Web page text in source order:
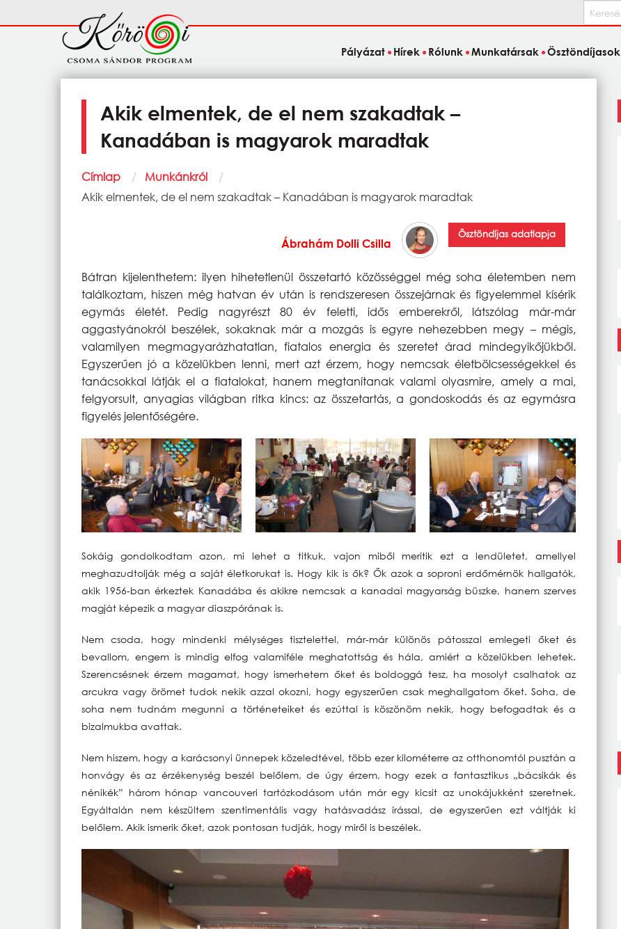
Keresés
Fő
navigáció
Pályázat Hírek Rólunk Munkatársak Ösztöndíjasok
Akik elmentek, de el nem szakadtak –
Kanadában is magyarok maradtak
Morzsa
Címlap
Munkánkról
Current:
Akik elmentek, de el nem szakadtak – Kanadában is magyarok maradtak
Ábrahám Dolli Csilla
Ösztöndíjas adatlapja
Bátran kijelenthetem: ilyen hihetetlenül összetartó közösséggel még soha életemben nem
találkoztam, hiszen még hatvan év után is rendszeresen összejárnak és figyelemmel kísérik
egymás életét. Pedig nagyrészt 80 év feletti, idős emberekről, látszólag már-már
aggastyánokról beszélek, sokaknak már a mozgás is egyre nehezebben megy – mégis,
valamilyen megmagyarázhatatlan, fiatalos energia és szeretet árad mindegyikőjükből.
Egyszerűen jó a közelükben lenni, mert azt érzem, hogy nemcsak életbölcsességekkel és
tanácsokkal látják el a fiatalokat, hanem megtanítanak valami olyasmire, amely a mai,
felgyorsult, anyagias világban ritka kincs: az összetartás, a gondoskodás és az egymásra
figyelés jelentőségére.
Sokáig gondolkodtam azon, mi lehet a titkuk, vajon miből merítik ezt a lendületet, amellyel
meghazudtolják még a saját életkorukat is. Hogy kik is ők? Ők azok a soproni erdőmérnök hallgatók,
akik 1956-ban érkeztek Kanadába és akikre nemcsak a kanadai magyarság büszke, hanem szerves
magját képezik a magyar diaszpórának is.
Nem csoda, hogy mindenki mélységes tisztelettel, már-már különös pátosszal emlegeti őket és
bevallom, engem is mindig elfog valamiféle meghatottság és hála, amiért a közelükben lehetek.
Szerencsésnek érzem magamat, hogy ismerhetem őket és boldoggá tesz, ha mosolyt csalhatok az
arcukra vagy örömet tudok nekik azzal okozni, hogy egyszerűen csak meghallgatom őket. Soha, de
soha nem tudnám megunni a történeteiket és ezúttal is köszönöm nekik, hogy befogadtak és a
bizalmukba avattak.
Nem hiszem, hogy a karácsonyi ünnepek közeledtével, több ezer kilométerre az otthonomtól pusztán a
honvágy és az érzékenység beszél belőlem, de úgy érzem, hogy ezek a fantasztikus „bácsikák és
nénikék” három hónap vancouveri tartózkodásom után már egy kicsit az unokájukként szeretnek.
Egyáltalán nem készültem szentimentális vagy hatásvadász írással, de egyszerűen ezt váltják ki
belőlem. Akik ismerik őket, azok pontosan tudják, hogy miről is beszélek.